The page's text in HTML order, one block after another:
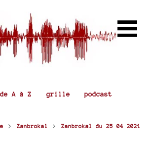
A à Z grille podcast
> Zanbrokal > Zanbrokal du 25 04 2021